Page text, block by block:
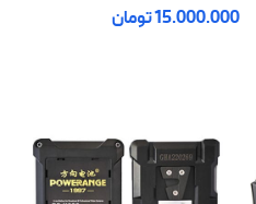
15.000.000تومان